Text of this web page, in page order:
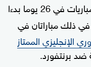
، السبت الماضي، 8 مباريات في 26 يوما بدءا
بما في ذلك مباراتان في
الإنجليزي الممتاز
ضد برنتفورد.